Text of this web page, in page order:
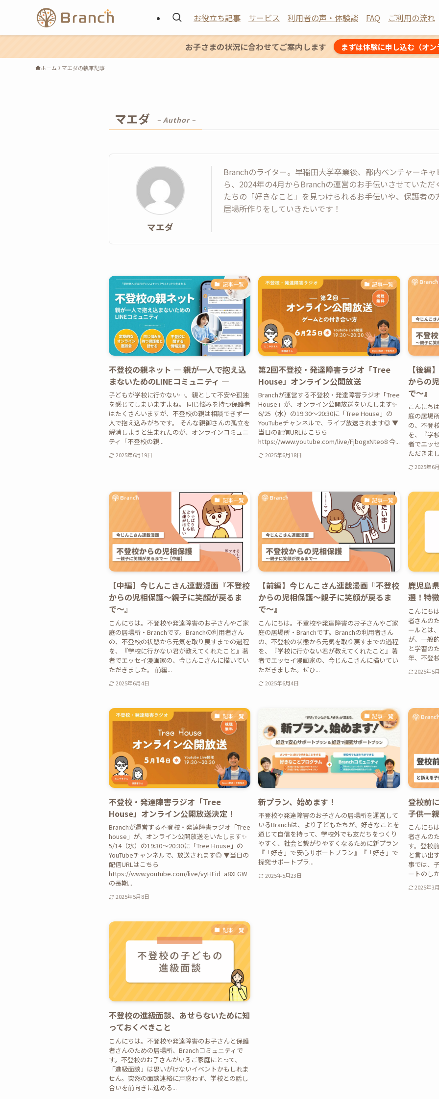
お役立ち記事 サービス 利用者の声・体験談 FAQ ご利用の流れ
お子さまの状況に合わせてご案内します まずは体験に申し込む（オ
ホーム マエダの執筆記事
マエダ – Author –
マエダ
Branchのライター。早稲田大学卒業後、都内ベンチャーキ
ら、2024年の4月からBranchの運営のお手伝いさせていた
たちの「好きなこと」を見つけられるお手伝いや、保護者
居場所作りをしていきたいです！
記事一覧
不登校の親ネット ― 親が一人で抱え込
まないためのLINEコミュニティ ―
子どもが学校に行かない…。親として不安や孤独
を感じてしまいますよね。 同じ悩みを持つ保護者
はたくさんいますが、不登校の親は相談できず一
人で抱え込みがちです。 そんな親御さんの孤立を
解消しようと生まれたのが、オンラインコミュニ
ティ「不登校の親...
2025年6月19日
記事一覧
第2回不登校・発達障害ラジオ「Tree
House」オンライン公開放送
Branchが運営する不登校・発達障害ラジオ「Tree
House」が、オンライン公開放送をいたします✨
6/25（水）の19:30〜20:30に「Tree House」の
YouTubeチャンネルで、ライブ放送されます◎ ▼
当日の配信URLはこちら
https://www.youtube.com/live/FjbogxNteo8 今...
2025年6月18日
【後編
からの
で〜』
こんにち
庭の居場
の、不登
を、『学
者でエッ
ただきま
2025年6
記事一覧
【中編】今じんこさん連載漫画『不登校
からの児相保護〜親子に笑顔が戻るま
で〜』
こんにちは。不登校や発達障害のお子さんやご家
庭の居場所・Branchです。Branchの利用者さん
の、不登校の状態から元気を取り戻すまでの過程
を、『学校に行かない君が教えてくれたこと』著
者でエッセイ漫画家の、今じんこさんに描いてい
ただきました。 前編...
2025年6月4日
記事一覧
【前編】今じんこさん連載漫画『不登校
からの児相保護〜親子に笑顔が戻るま
で〜』
こんにちは。不登校や発達障害のお子さんやご家
庭の居場所・Branchです。Branchの利用者さん
の、不登校の状態から元気を取り戻すまでの過程
を、『学校に行かない君が教えてくれたこと』著
者でエッセイ漫画家の、今じんこさんに描いてい
ただきました。ぜひ...
2025年6月4日
鹿児島
選！特
こんにち
者さんの
ールとは
が、一般
と学習の
年、不登
2025年5
記事一覧
不登校・発達障害ラジオ「Tree
House」オンライン公開放送決定！
Branchが運営する不登校・発達障害ラジオ「Tree
house」が、オンライン公開放送をいたします✨
5/14（水）の19:30〜20:30に「Tree House」の
YouTubeチャンネルで、放送されます◎ ▼当日の
配信URLはこちら
https://www.youtube.com/live/vyHFid_a8XI GW
の長期...
2025年5月8日
記事一覧
新プラン、始めます！
不登校や発達障害のお子さんの居場所を運営して
いるBranchは、より子どもたちが、好きなことを
通じて自信を持って、学校外でも友だちをつくり
やすく、社会と繋がりやすくなるために新プラン
『「好き」で安心サポートプラン』『「好き」で
探究サポートプラ...
2025年5月23日
登校前
子供ー
こんにち
者さんの
す。登校
と言い出
事では、
ートのし
2025年3
記事一覧
不登校の進級面談、あせらないために知
っておくべきこと
こんにちは。不登校や発達障害のお子さんと保護
者さんのための居場所、Branchコミュニティで
す。不登校のお子さんがいるご家庭にとって、
「進級面談」は思いがけないイベントかもしれま
せん。突然の面談連絡に戸惑わず、学校との話し
合いを前向きに進める...